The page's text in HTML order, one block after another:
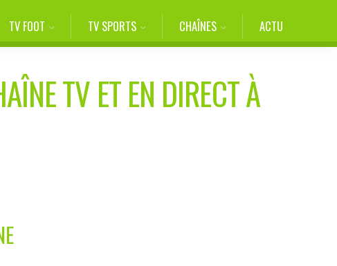
TV FOOT TV SPORTS CHAÎNES ACTU
TV ET EN DIRECT À